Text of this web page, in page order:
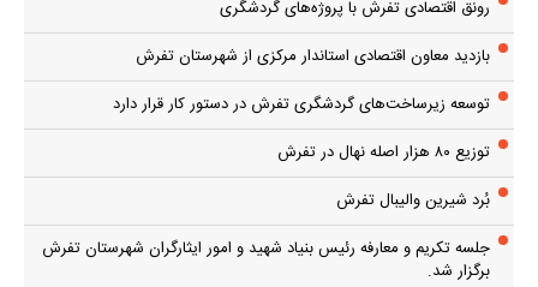
رونق اقتصادی تفرش با پروژه‌های گردشگری
بازدید معاون اقتصادی استاندار مرکزی از شهرستان تفرش
توسعه زیرساخت‌های گردشگری تفرش در دستور کار قرار دارد
توزیع ۸۰ هزار اصله نهال در تفرش
بُرد شیرین والیبال تفرش
جلسه تکریم و معارفه رئیس بنیاد شهید و امور ایثارگران شهرستان تفرش
برگزار شد.